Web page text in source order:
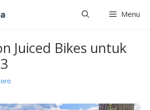
Menu
Juiced Bikes untuk